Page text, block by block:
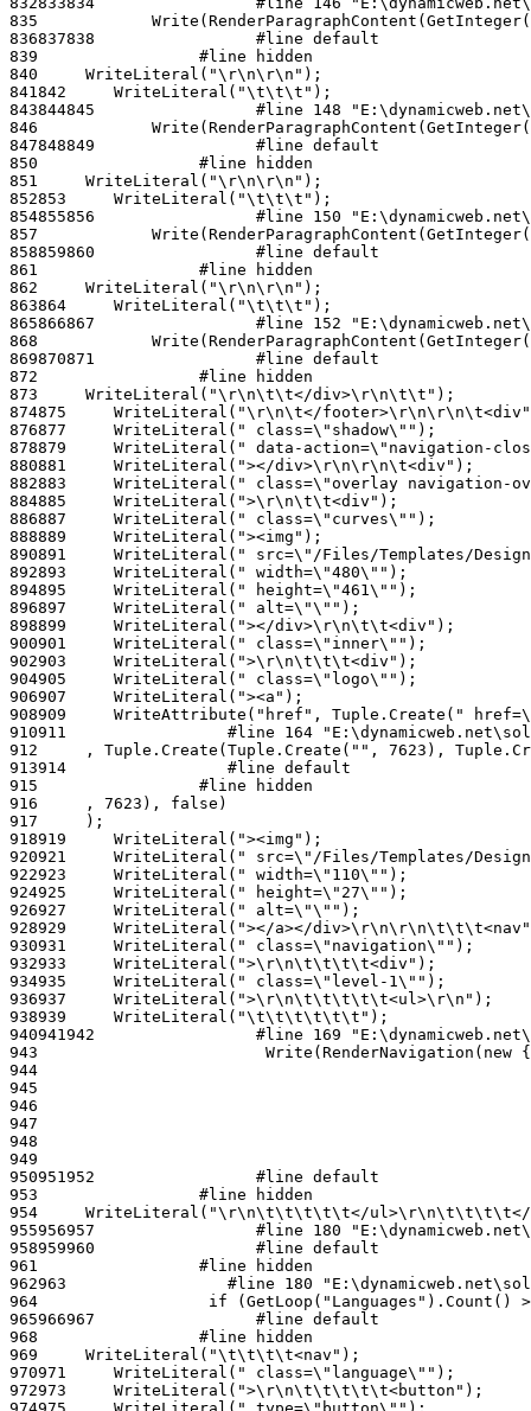
835
836837838
839
840
841842
843844845
846
847848849
850
851
852853
854855856
857
858859860
861
862
863864
865866867
868
869870871
872
873
874875
876877
878879
880881
882883
884885
886887
888889
890891
892893
894895
896897
898899
900901
902903
904905
906907
908909
910911
912
913914
915
916
917
918919
920921
922923
924925
926927
928929
930931
932933
934935
936937
938939
940941942
943
944
945
946
947
948
949
950951952
953
954
955956957
958959960
961
962963
964
965966967
968
969
970971
972973